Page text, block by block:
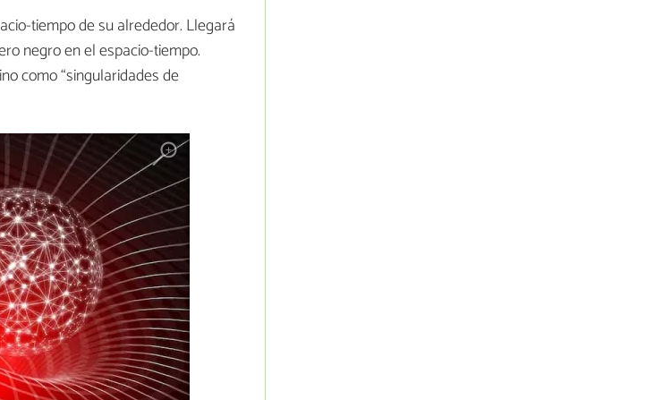
tiempo de su alrededor. Llegará
negro en el espacio-tiempo.
como “singularidades de